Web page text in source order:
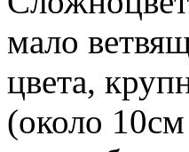
мало
цвета,
(около